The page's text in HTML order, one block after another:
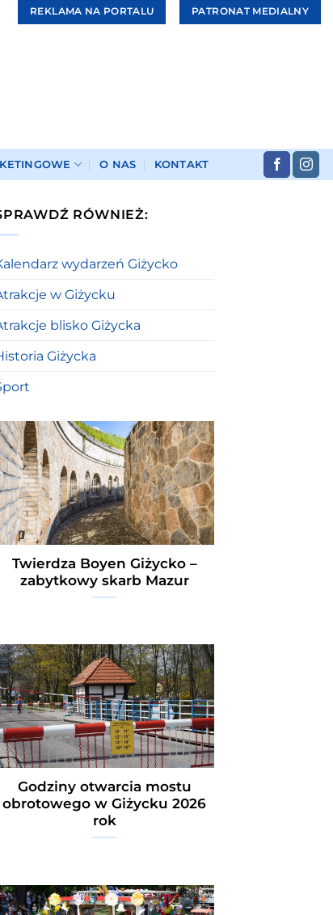
REKLAMA NA PORTALU PATRONAT MEDIALNY
O NAS KONTAKT
RÓWNIEŻ:
wydarzeń Giżycko
w Giżycku
blisko Giżycka
Giżycka
Twierdza Boyen Giżycko –
zabytkowy skarb Mazur
Godziny otwarcia mostu
obrotowego w Giżycku 2026
rok